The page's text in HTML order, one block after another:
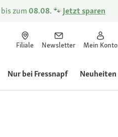
bis zum08.08.🐾 Jetzt sparen
Filiale Newsletter Mein Konto
Nur bei Fressnapf Neuheiten